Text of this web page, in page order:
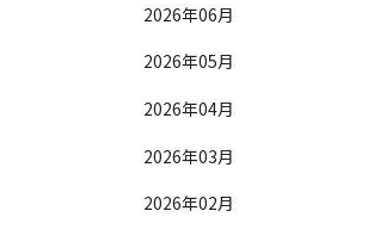
2026年06月
2026年05月
2026年04月
2026年03月
2026年02月